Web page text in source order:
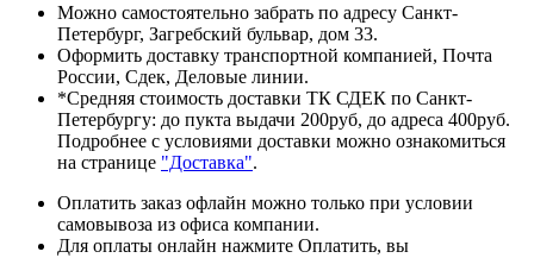
Можно самостоятельно забрать по адресу Санкт-
Петербург, Загребский бульвар, дом 33.
Оформить доставку транспортной компанией, Почта
России, Сдек, Деловые линии.
*Средняя стоимость доставки ТК СДЕК по Санкт-
Петербургу: до пукта выдачи 200руб, до адреса 400руб.
Подробнее с условиями доставки можно ознакомиться
на странице "Доставка".
Оплатить заказ офлайн можно только при условии
самовывоза из офиса компании.
Для оплаты онлайн нажмите Оплатить, вы